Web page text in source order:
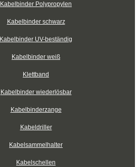
Kabelbinder Polypropylen
Kabelbinder schwarz
Kabelbinder UV-beständig
Kabelbinder weiß
Klettband
Kabelbinder wiederlösbar
Kabelbinderzange
Kabeldriller
Kabelsammelhalter
Kabelschellen